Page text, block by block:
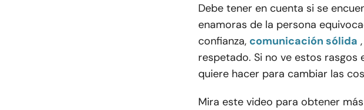
Debe tener en cuenta si se
enamoras de la persona
confianza, comunicación sólida
respetado. Si no ve estos rasgos
quiere hacer para cambiar las
Mira este video para obtener